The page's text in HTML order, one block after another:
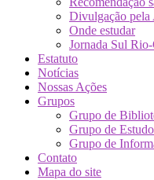
Divulgação pela
Onde estudar
Jornada Sul
Estatuto
Notícias
Nossas Ações
Grupos
Grupo de
Grupo de
Grupo de
Contato
Mapa do site